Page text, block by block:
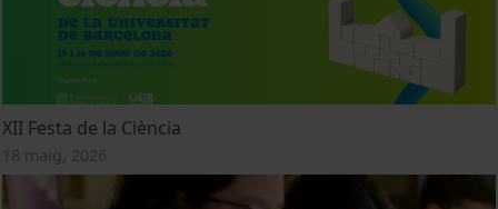
XII Festa de la Ciència
18 maig, 2026